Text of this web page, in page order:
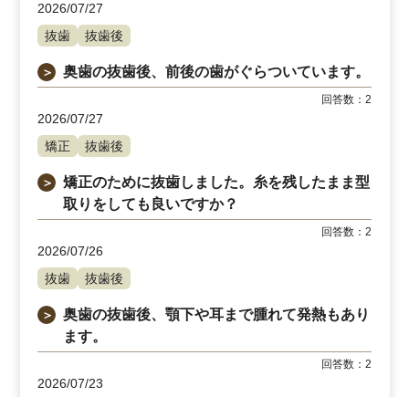
2026/07/27
抜歯
抜歯後
＞ 奥歯の抜歯後、前後の歯がぐらついています。
回答数：2
2026/07/27
矯正
抜歯後
＞
矯正のために抜歯しました。糸を残したまま型
取りをしても良いですか？
回答数：2
2026/07/26
抜歯
抜歯後
＞
奥歯の抜歯後、顎下や耳まで腫れて発熱もあり
ます。
回答数：2
2026/07/23